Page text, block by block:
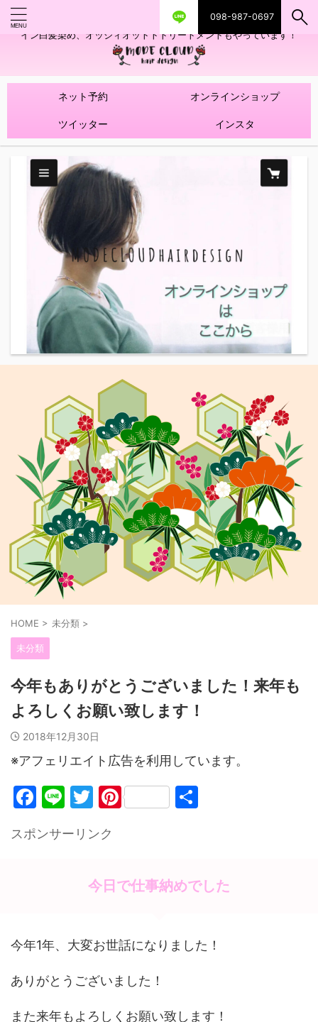
098-987-0697
艶ツヤヘアカラー！髪質改善トリートメントやハイライトを使ったデザ
イン白髪染め、オッジィオットトトリートメントもやっています！
ネット予約 オンラインショップ
ツイッター インスタ
HOME > 未分類 >
未分類
今年もありがとうございました！来年も
よろしくお願い致します！
2018年12月30日
※アフェリエイト広告を利用しています。
F
c
o
k
Li
e
T
itt
Pi
st
スポンサーリンク
今日で仕事納めでした
今年1年、大変お世話になりました！
ありがとうございました！
また来年もよろしくお願い致します！